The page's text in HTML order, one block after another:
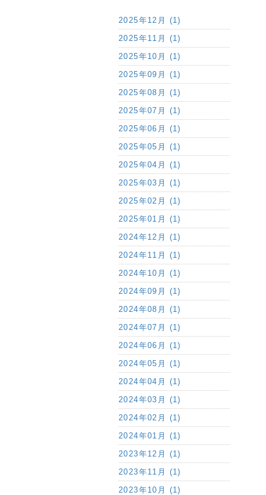
2025年12月 (1)
2025年11月 (1)
2025年10月 (1)
2025年09月 (1)
2025年08月 (1)
2025年07月 (1)
2025年06月 (1)
2025年05月 (1)
2025年04月 (1)
2025年03月 (1)
2025年02月 (1)
2025年01月 (1)
2024年12月 (1)
2024年11月 (1)
2024年10月 (1)
2024年09月 (1)
2024年08月 (1)
2024年07月 (1)
2024年06月 (1)
2024年05月 (1)
2024年04月 (1)
2024年03月 (1)
2024年02月 (1)
2024年01月 (1)
2023年12月 (1)
2023年11月 (1)
2023年10月 (1)